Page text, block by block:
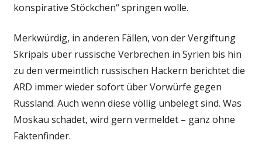
konspirative Stöckchen“ springen wolle.
Merkwürdig, in anderen Fällen, von der Vergiftung
Skripals über russische Verbrechen in Syrien bis hin
zu den vermeintlich russischen Hackern berichtet die
ARD immer wieder sofort über Vorwürfe gegen
Russland. Auch wenn diese völlig unbelegt sind. Was
Moskau schadet, wird gern vermeldet – ganz ohne
Faktenfinder.